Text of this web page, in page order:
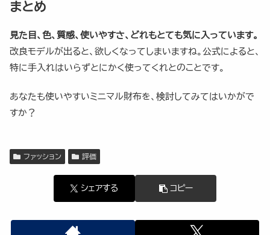
まとめ
見た目、色、質感、使いやすさ、どれもとても気に入っています。
改良モデルが出ると、欲しくなってしまいますね。公式によると、
特に手入れはいらずとにかく使ってくれとのことです。
あなたも使いやすいミニマル財布を、検討してみてはいかがで
すか？
ファッション 評価
シェアする コピー